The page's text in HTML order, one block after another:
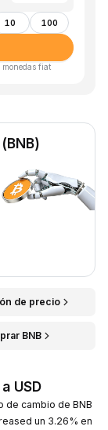
10 100
monedas fiat
de precio
BNB
USD
de cambio de BNB
un 3.26% en